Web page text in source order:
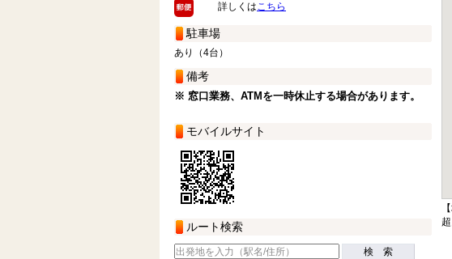
詳しくはこちら
駐車場
あり（4台）
備考
※ 窓口業務、ATMを一時休止する場合があります。
モバイルサイト
ルート検索
検 索